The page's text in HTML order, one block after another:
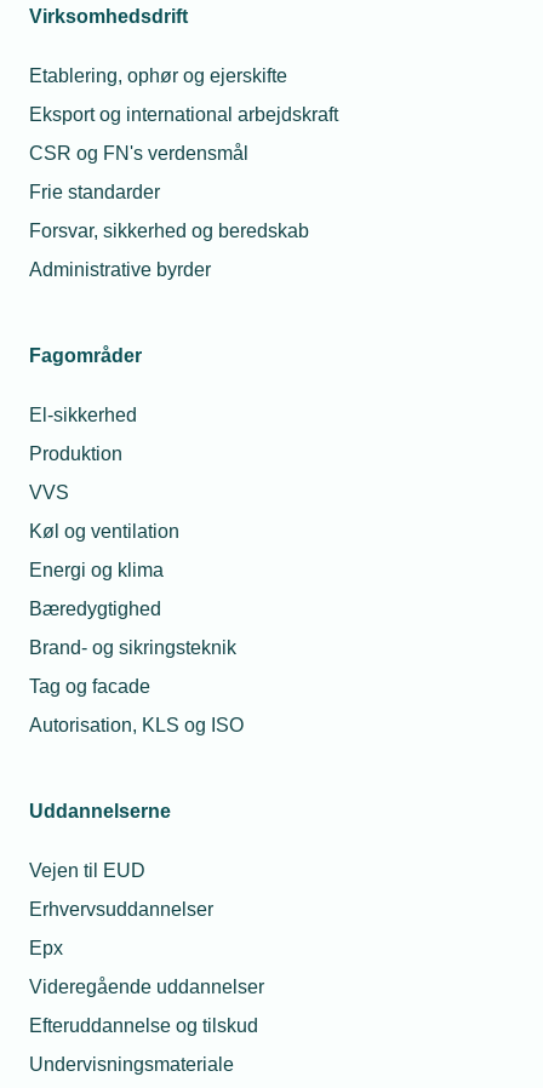
Virksomhedsdrift
Etablering, ophør og ejerskifte
Eksport og international arbejdskraft
CSR og FN's verdensmål
Frie standarder
Forsvar, sikkerhed og beredskab
Administrative byrder
Fagområder
El-sikkerhed
Produktion
VVS
Køl og ventilation
Energi og klima
Bæredygtighed
Brand- og sikringsteknik
Tag og facade
Autorisation, KLS og ISO
Uddannelserne
Vejen til EUD
Erhvervsuddannelser
Epx
Videregående uddannelser
Efteruddannelse og tilskud
Undervisningsmateriale
Jeg startede med en gammel kassevogn til 20.000
kroner
Tim Bang, som driver Bang’s VVS i Nakskov, startede i
2016 med at købe noget værktøj og en gammel
kassevogn, så han kunne komme ud at skrue. I dag er han
ansatte.
Kemp & Lauritzen med i regional milliardaftale
Kemp & Lauritzen er en del af et nyt strategisk partnerskab
om bygge- og renoveringsopgaver for op mod 2,2
04. marts 2021
Er din servicevogn livsfarlig?